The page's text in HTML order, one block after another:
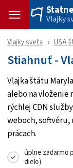
Vlajky
Vlajky sveta USA
Stiahnuť -
Vlajka štátu
alebo na vloženie
rýchlej CDN
weboch,
prácach.
úplne zadarmo
dielo)